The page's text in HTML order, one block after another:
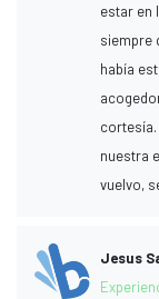
estar en
siempre
había
nuestra
vuelvo,
Jesus